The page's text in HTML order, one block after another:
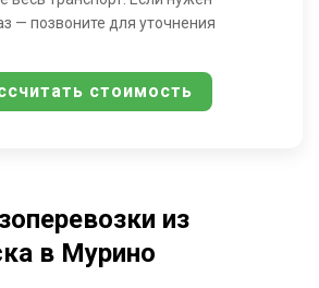
— позвоните для уточнения
стоимость
из
в Мурино